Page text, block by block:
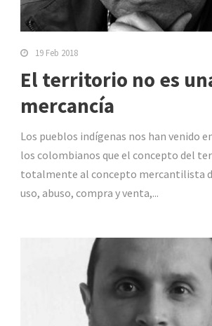
19 Feb 2018
El territorio no es
mercancía
Los pueblos indígenas nos han venido
los colombianos que el concepto del
totalmente al concepto mercantilista
uso, abuso, compra y venta,...